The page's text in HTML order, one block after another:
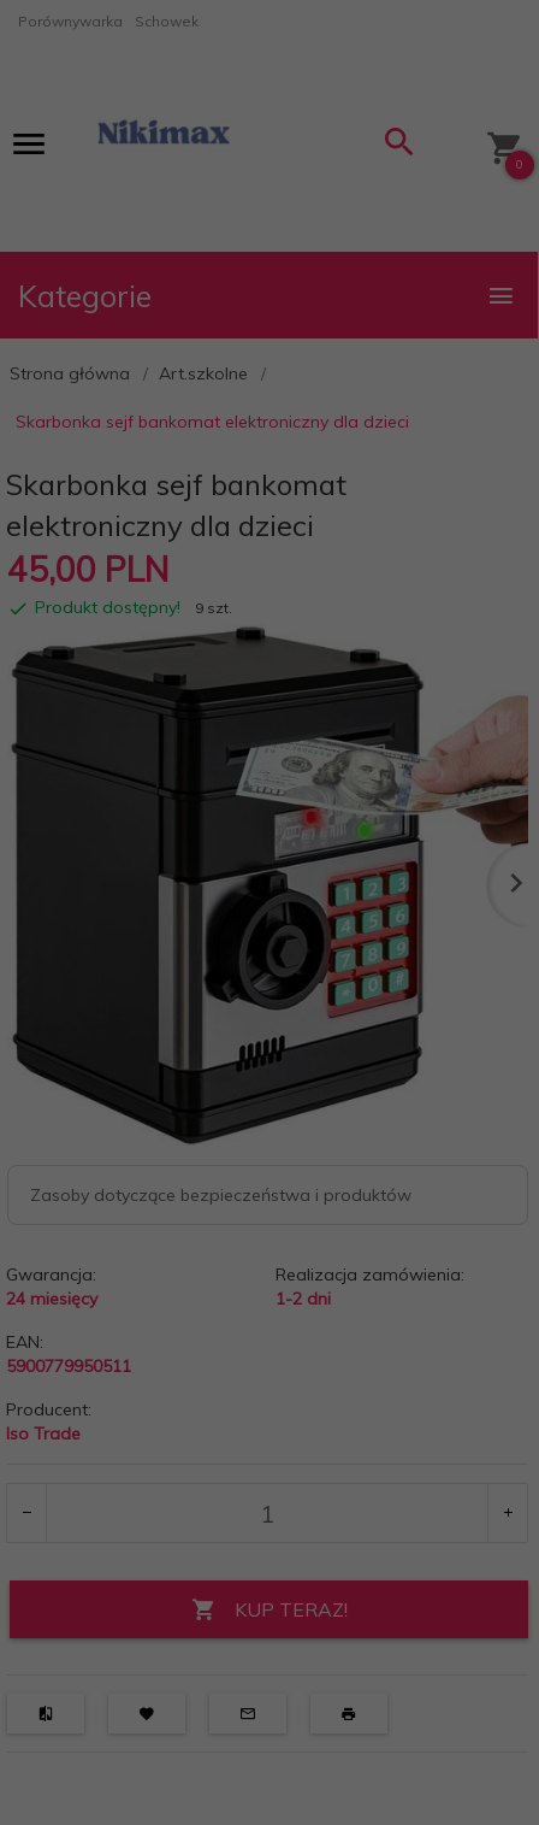
Porównywarka Schowek
0
Kategorie
Strona główna Art.szkolne
Skarbonka sejf bankomat elektroniczny dla dzieci
Skarbonka sejf bankomat
elektroniczny dla dzieci
45,00 PLN
Produkt dostępny! 9 szt.
Zasoby dotyczące bezpieczeństwa i produktów
Gwarancja:
24 miesięcy
Realizacja zamówienia:
1-2 dni
EAN:
5900779950511
Producent:
Iso Trade
KUP TERAZ!